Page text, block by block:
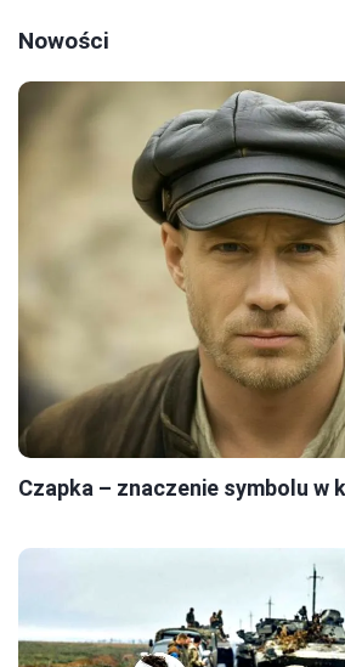
Nowości
Czapka – znaczenie symbolu w